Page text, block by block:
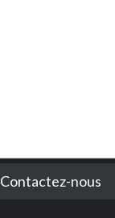
Contactez-nous